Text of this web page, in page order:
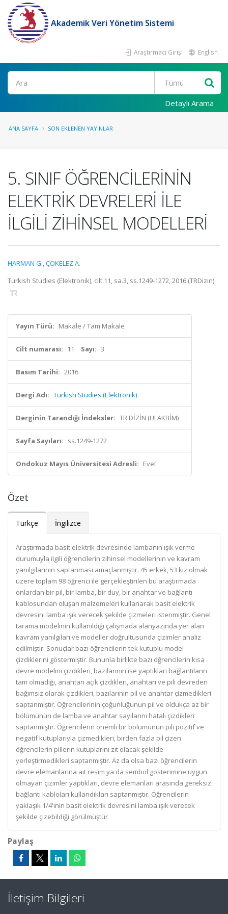
Akademik Veri Yönetim Sistemi
Araştırmacı Girişi English
Ara
Detaylı Arama
ANA SAYFA SON EKLENEN YAYINLAR
5. SINIF ÖĞRENCİLERİNİN
ELEKTRİK DEVRELERİ İLE
İLGİLİ ZİHİNSEL MODELLERİ
HARMAN G.,ÇÖKELEZ A.
Turkish Studies (Elektronik), cilt.11, sa.3, ss.1249-1272, 2016 (TRDizin)
Yayın Türü: Makale / Tam Makale
Cilt numarası: 11 Sayı: 3
Basım Tarihi: 2016
Dergi Adı: Turkish Studies (Elektronik)
Derginin Tarandığı İndeksler: TR DİZİN (ULAKBİM)
Sayfa Sayıları: ss.1249-1272
Ondokuz Mayıs Üniversitesi Adresli: Evet
Özet
Türkçe İngilizce
Araştırmada basit elektrik devresinde lambanın ışık verme
durumuyla ilgili öğrencilerin zihinsel modellerinin ve kavram
yanılgılarının saptanması amaçlanmıştır. 45 erkek, 53 kız olmak
üzere toplam 98 öğrenci ile gerçekleştirilen bu araştırmada
onlardan bir pil, bir lamba, bir duy, bir anahtar ve bağlantı
kablosundan oluşan malzemeleri kullanarak basit elektrik
devresini lamba ışık verecek şekilde çizmeleri istenmiştir. Genel
tarama modelinin kullanıldığı çalışmada alanyazında yer alan
kavram yanılgıları ve modeller doğrultusunda çizimler analiz
edilmiştir. Sonuçlar bazı öğrencilerin tek kutuplu model
çizdiklerini göstermiştir. Bununla birlikte bazı öğrencilerin kısa
devre modelini çizdikleri, bazılarının ise yaptıkları bağlantıların
tam olmadığı, anahtarı açık çizdikleri, anahtarı ve pili devreden
bağımsız olarak çizdikleri, bazılarının pil ve anahtar çizmedikleri
saptanmıştır. Öğrencilerinin çoğunluğunun pil ve oldukça az bir
bölümünün de lamba ve anahtar sayılarını hatalı çizdikleri
saptanmıştır. Öğrencilerin önemli bir bölümünün pili pozitif ve
negatif kutuplarıyla çizmedikleri, birden fazla pil çizen
öğrencilerin pillerin kutuplarını zıt olacak şekilde
yerleştirmedikleri saptanmıştır. Az da olsa bazı öğrencilerin
devre elemanlarına ait resim ya da sembol gösterimine uygun
olmayan çizimler yaptıkları, devre elemanları arasında gereksiz
bağlantı kabloları kullandıkları saptanmıştır. Öğrencilerin
yaklaşık 1/4'inin basit elektrik devresini lamba ışık verecek
şekilde çizebildiği görülmüştür
Paylaş
İletişim Bilgileri